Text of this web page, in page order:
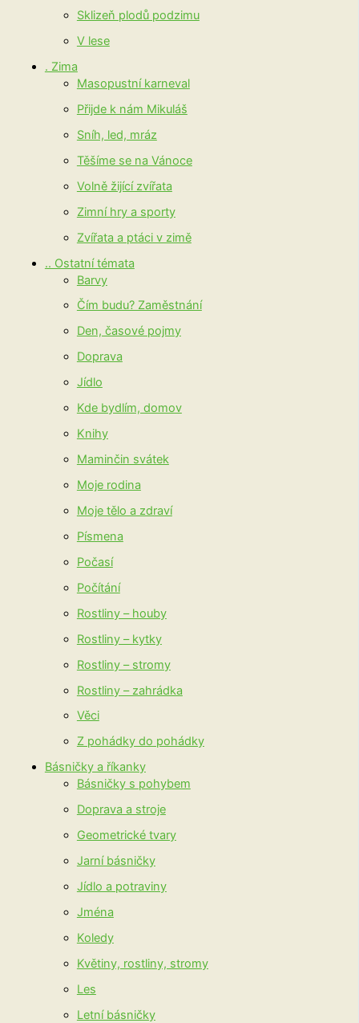
Sklizeň plodů podzimu
V lese
. Zima
Masopustní karneval
Přijde k nám Mikuláš
Sníh, led, mráz
Těšíme se na Vánoce
Volně žijící zvířata
Zimní hry a sporty
Zvířata a ptáci v zimě
.. Ostatní témata
Barvy
Čím budu? Zaměstnání
Den, časové pojmy
Doprava
Jídlo
Kde bydlím, domov
Knihy
Maminčin svátek
Moje rodina
Moje tělo a zdraví
Písmena
Počasí
Počítání
Rostliny – houby
Rostliny – kytky
Rostliny – stromy
Rostliny – zahrádka
Věci
Z pohádky do pohádky
Básničky a říkanky
Básničky s pohybem
Doprava a stroje
Geometrické tvary
Jarní básničky
Jídlo a potraviny
Jména
Koledy
Květiny, rostliny, stromy
Les
Letní básničky